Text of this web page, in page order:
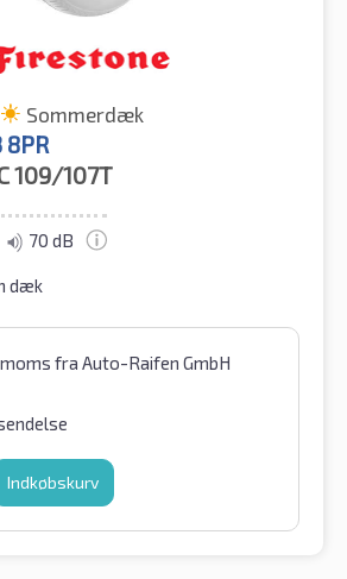
Sommerdæk
109/107T
70 dB
dæk
fra Auto-Raifen GmbH
Indkøbskurv